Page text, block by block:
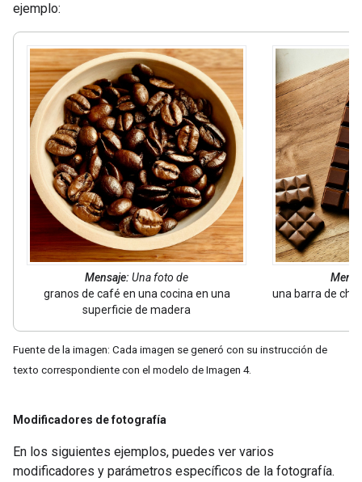
ejemplo:
Mensaje: Una foto de
granos de café en una cocina en una
superficie de madera
una barra de
Fuente de la imagen: Cada imagen se generó con su instrucción de
texto correspondiente con el modelo de Imagen 4.
Modificadores de fotografía
En los siguientes ejemplos, puedes ver varios
modificadores y parámetros específicos de la fotografía.